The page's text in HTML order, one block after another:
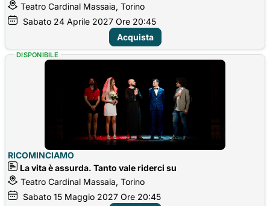
Teatro Cardinal Massaia, Torino
Sabato 24 Aprile 2027 Ore 20:45
Acquista
RICOMINCIAMO
La vita è assurda. Tanto vale riderci su
Teatro Cardinal Massaia, Torino
Sabato 15 Maggio 2027 Ore 20:45
DISPONIBILE